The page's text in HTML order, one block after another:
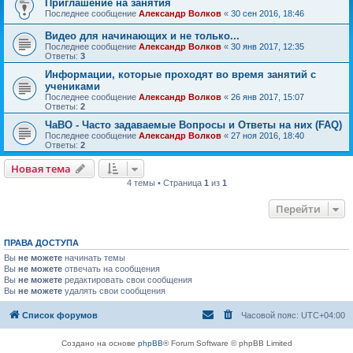
Приглашение на занятия
Последнее сообщение Александр Волков « 30 сен 2016, 18:46
Видео для начинающих и не только...
Последнее сообщение Александр Волков « 30 янв 2017, 12:35
Ответы: 3
Информации, которые проходят во время занятий с
учениками
Последнее сообщение Александр Волков « 26 янв 2017, 15:07
Ответы: 2
ЧаВО - Часто задаваемые Вопросы и Ответы на них (FAQ)
Последнее сообщение Александр Волков « 27 ноя 2016, 18:40
Ответы: 2
Новая тема
4 темы • Страница 1 из 1
Перейти
ПРАВА ДОСТУПА
Вы не можете начинать темы
Вы не можете отвечать на сообщения
Вы не можете редактировать свои сообщения
Вы не можете удалять свои сообщения
Список форумов Часовой пояс: UTC+04:00
Создано на основе phpBB® Forum Software © phpBB Limited